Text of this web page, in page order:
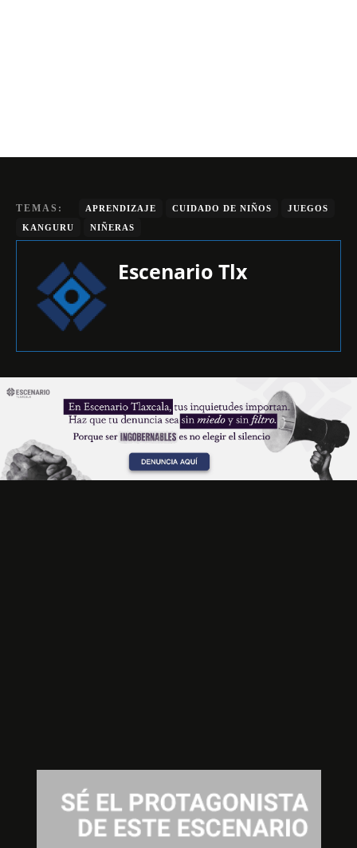
TEMAS: APRENDIZAJE CUIDADO DE NIÑOS
JUEGOS
KANGURU
NIÑERAS
Escenario Tlx